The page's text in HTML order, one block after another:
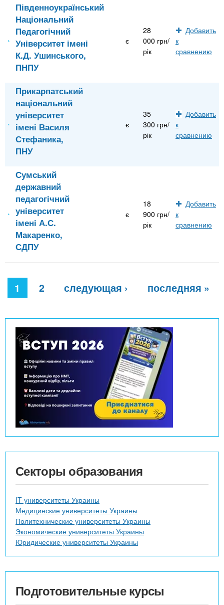
Південноукраїнський
Національний
Педагогічний
Університет імені
К.Д. Ушинського,
ПНПУ
є
28
000 грн/
рік
Добавить
к
сравнению
Прикарпатський
національний
університет
імені Василя
Стефаника,
ПНУ
є
35
300 грн/
рік
Добавить
к
сравнению
Сумський
державний
педагогічний
університет
імені А.С.
Макаренко,
СДПУ
є
18
900 грн/
рік
Добавить
к
сравнению
С
р
1 2 следующая › последняя »
Секторы образования
IT университеты Украины
Медицинские университеты Украины
Политехнические университеты Украины
Экономические университеты Украины
Юридические университеты Украины
Подготовительные курсы